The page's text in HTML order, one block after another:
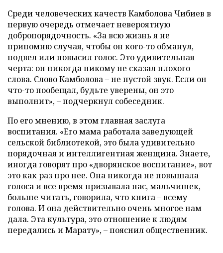
Среди человеческих качеств Камболова Чибиев в
первую очередь отмечает невероятную
добропорядочность. «За всю жизнь я не
припомню случая, чтобы он кого-то обманул,
подвел или повысил голос. Это удивительная
черта: он никогда никому не сказал плохого
слова. Слово Камболова – не пустой звук. Если он
что-то пообещал, будьте уверены, он это
выполнит», – подчеркнул собеседник.
По его мнению, в этом главная заслуга
воспитания. «Его мама работала заведующей
сельской библиотекой, это была удивительно
порядочная и интеллигентная женщина. Знаете,
иногда говорят про «дворянское воспитание», вот
это как раз про нее. Она никогда не повышала
голоса и все время призывала нас, мальчишек,
больше читать, говорила, что книга – всему
голова. И она действительно очень многое нам
дала. Эта культура, это отношение к людям
передались и Марату», – пояснил общественник.